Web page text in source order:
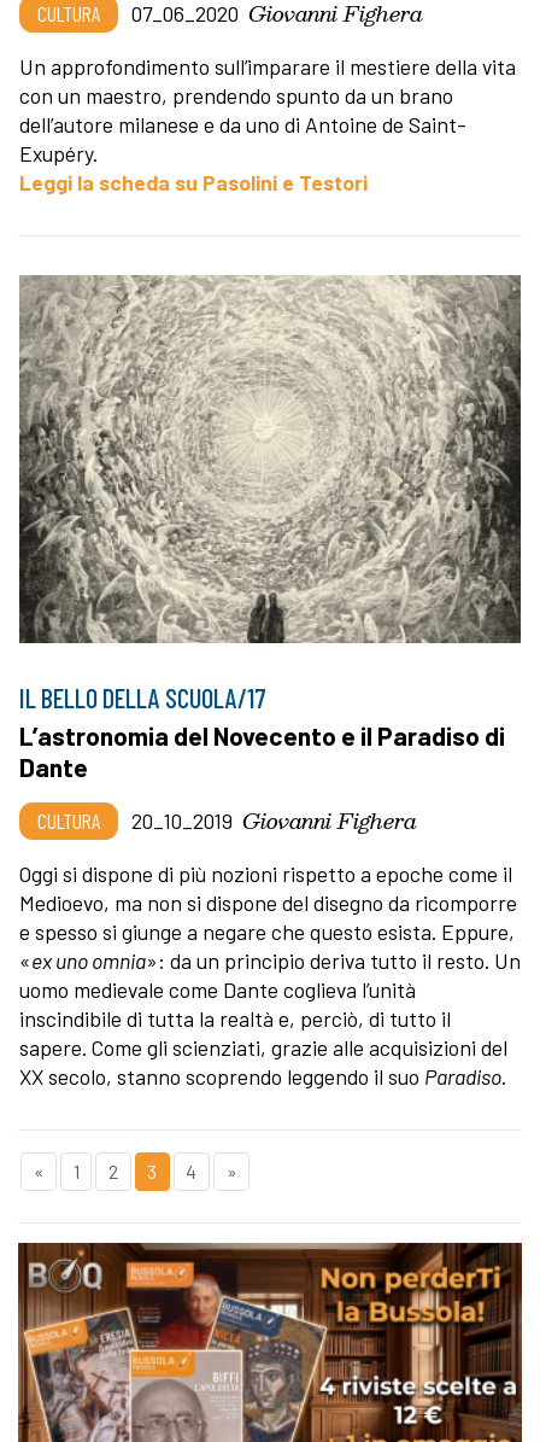
CULTURA 07_06_2020 Giovanni Fighera
Un approfondimento sull’imparare il mestiere della vita
con un maestro, prendendo spunto da un brano
dell’autore milanese e da uno di Antoine de Saint-
Exupéry.
Leggi la scheda su Pasolini e Testori
IL BELLO DELLA SCUOLA/17
L’astronomia del Novecento e il Paradiso di
Dante
CULTURA 20_10_2019 Giovanni Fighera
Oggi si dispone di più nozioni rispetto a epoche come il
Medioevo, ma non si dispone del disegno da ricomporre
e spesso si giunge a negare che questo esista. Eppure,
«ex uno omnia»: da un principio deriva tutto il resto. Un
uomo medievale come Dante coglieva l’unità
inscindibile di tutta la realtà e, perciò, di tutto il
sapere. Come gli scienziati, grazie alle acquisizioni del
XX secolo, stanno scoprendo leggendo il suo Paradiso.
« 1 2 3 4 »